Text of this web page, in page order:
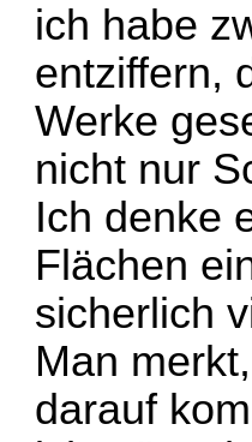
ich habe
entziffern,
Werke
nicht nur
Ich denke
Flächen
sicherlich
Man
darauf